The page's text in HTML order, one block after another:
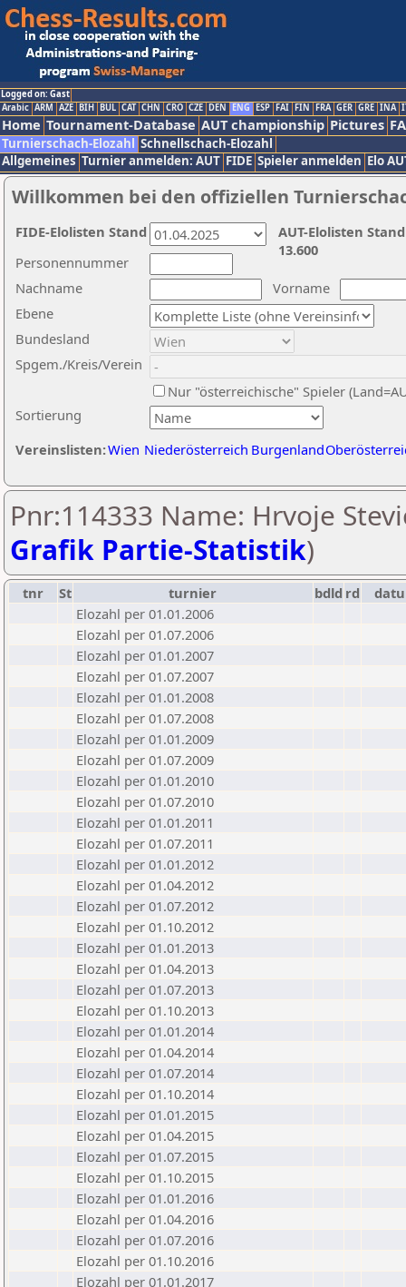
Logged on: Gast
Arabic ARM AZE BIH BUL CAT CHN CRO CZE DEN ENG ESP FAI FIN FRA GER GRE INA
Home Tournament-Database AUT championship Pictures
Turnierschach-Elozahl Schnellschach-Elozahl
Allgemeines Turnier anmelden: AUT FIDE Spieler anmelden Elo
Willkommen bei den offiziellen
Nachname
Vorname
Ebene
Sortierung
Personennummer
Bundesland
Spgem./Kreis/Verein
Nur "österreichische" Spieler
Vereinslisten:Wien Niederösterreich Burgenland
AUT-Elolisten
13.600
FIDE-Elolisten Stand
Pnr:114333 Name: Hrvoje
Grafik Partie-Statistik)
tnr St turnier bdld rd
Elozahl per 01.01.2006
Elozahl per 01.07.2006
Elozahl per 01.01.2007
Elozahl per 01.07.2007
Elozahl per 01.01.2008
Elozahl per 01.07.2008
Elozahl per 01.01.2009
Elozahl per 01.07.2009
Elozahl per 01.01.2010
Elozahl per 01.07.2010
Elozahl per 01.01.2011
Elozahl per 01.07.2011
Elozahl per 01.01.2012
Elozahl per 01.04.2012
Elozahl per 01.07.2012
Elozahl per 01.10.2012
Elozahl per 01.01.2013
Elozahl per 01.04.2013
Elozahl per 01.07.2013
Elozahl per 01.10.2013
Elozahl per 01.01.2014
Elozahl per 01.04.2014
Elozahl per 01.07.2014
Elozahl per 01.10.2014
Elozahl per 01.01.2015
Elozahl per 01.04.2015
Elozahl per 01.07.2015
Elozahl per 01.10.2015
Elozahl per 01.01.2016
Elozahl per 01.04.2016
Elozahl per 01.07.2016
Elozahl per 01.10.2016
Elozahl per 01.01.2017